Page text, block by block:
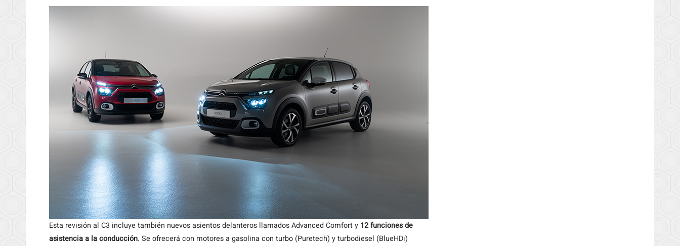
Esta revisión al C3 incluye también nuevos asientos delanteros llamados Advanced Comfort y 12 funciones de
asistencia a la conducción. Se ofrecerá con motores a gasolina con turbo (Puretech) y turbodiesel (BlueHDi)